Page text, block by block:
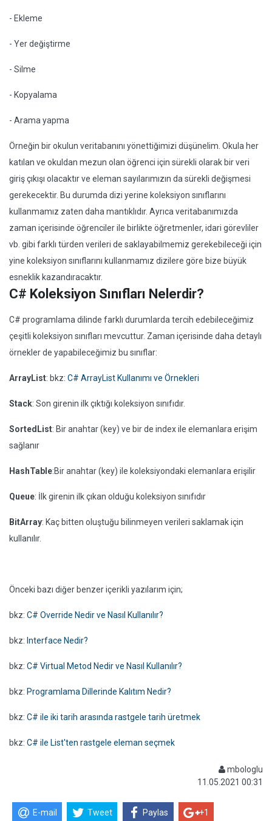
- Ekleme
- Yer değiştirme
- Silme
- Kopyalama
- Arama yapma
Örneğin bir okulun veritabanını yönettiğimizi düşünelim. Okula her
katılan ve okuldan mezun olan öğrenci için sürekli olarak bir veri
giriş çıkışı olacaktır ve eleman sayılarımızın da sürekli değişmesi
gerekecektir. Bu durumda dizi yerine koleksiyon sınıflarını
kullanmamız zaten daha mantıklıdır. Ayrıca veritabanımızda
zaman içerisinde öğrenciler ile birlikte öğretmenler, idari görevliler
vb. gibi farklı türden verileri de saklayabilmemiz gerekebileceği için
yine koleksiyon sınıflarını kullanmamız dizilere göre bize büyük
esneklik kazandıracaktır.
C# Koleksiyon Sınıfları Nelerdir?
C# programlama dilinde farklı durumlarda tercih edebileceğimiz
çeşitli koleksiyon sınıfları mevcuttur. Zaman içerisinde daha detaylı
örnekler de yapabileceğimiz bu sınıflar:
ArrayList: bkz: C# ArrayList Kullanımı ve Örnekleri
Stack: Son girenin ilk çıktığı koleksiyon sınıfıdır.
SortedList: Bir anahtar (key) ve bir de index ile elemanlara erişim
sağlanır
HashTable:Bir anahtar (key) ile koleksiyondaki elemanlara erişilir
Queue: İlk girenin ilk çıkan olduğu koleksiyon sınıfıdır
BitArray: Kaç bitten oluştuğu bilinmeyen verileri saklamak için
kullanılır.
Önceki bazı diğer benzer içerikli yazılarım için;
bkz: C# Override Nedir ve Nasıl Kullanılır?
bkz: Interface Nedir?
bkz: C# Virtual Metod Nedir ve Nasıl Kullanılır?
bkz: Programlama Dillerinde Kalıtım Nedir?
bkz: C# ile iki tarih arasında rastgele tarih üretmek
bkz: C# ile List'ten rastgele eleman seçmek
mbologlu
11.05.2021 00:31
E-mail Tweet Paylas +1